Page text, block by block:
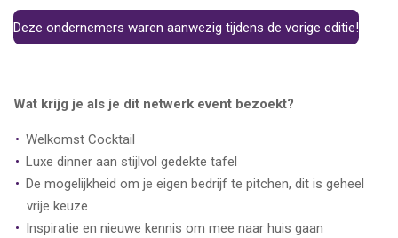
Deze ondernemers waren aanwezig tijdens de vorige editie!
Wat krijg je als je dit netwerk event bezoekt?
Welkomst Cocktail
Luxe dinner aan stijlvol gedekte tafel
De mogelijkheid om je eigen bedrijf te pitchen, dit is geheel
vrije keuze
Inspiratie en nieuwe kennis om mee naar huis gaan